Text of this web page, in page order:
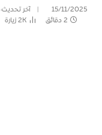
15/11/2025 آخر تحديث:
2 دقائق
2Kزيارة